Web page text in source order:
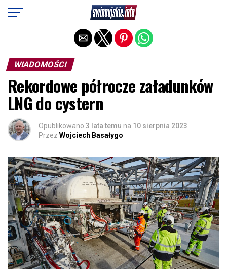
WIADOMOŚCI
Rekordowe półrocze załadunków
LNG do cystern
Opublikowano 3 lata temu na 10 sierpnia 2023
Przez Wojciech Basałygo
Exit mobile version